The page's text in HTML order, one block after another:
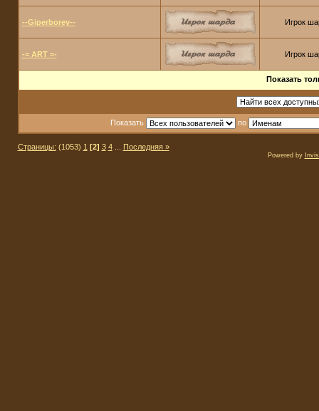
--Giperborey-- Игрок
-= ART =- Игрок
Показать
Показать по
Страницы: (1053) 1 [2] 3 4... Последняя »
Powered by